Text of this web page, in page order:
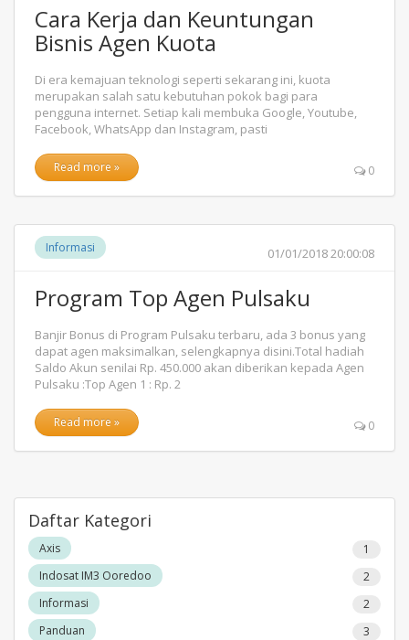
Cara Kerja dan Keuntungan
Bisnis Agen Kuota
Di era kemajuan teknologi seperti sekarang ini, kuota
merupakan salah satu kebutuhan pokok bagi para
pengguna internet. Setiap kali membuka Google, Youtube,
Facebook, WhatsApp dan Instagram, pasti
Read more » 0
Informasi 01/01/2018 20:00:08
Program Top Agen Pulsaku
Banjir Bonus di Program Pulsaku terbaru, ada 3 bonus yang
dapat agen maksimalkan, selengkapnya disini.Total hadiah
Saldo Akun senilai Rp. 450.000 akan diberikan kepada Agen
Pulsaku :Top Agen 1 : Rp. 2
Read more » 0
Daftar Kategori
Axis
1
Indosat IM3 Ooredoo
2
Informasi
2
Panduan
3